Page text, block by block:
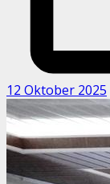
12 Oktober 2025